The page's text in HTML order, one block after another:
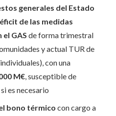
generales del Estado
de las medidas
GAS de forma trimestral
y actual TUR de
con una
M€, susceptible de
es necesario
bono térmico con cargo a